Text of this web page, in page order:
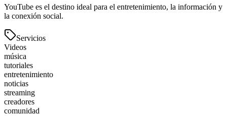
YouTube es el destino ideal para el entretenimiento, la información y
la conexión social.
Servicios
Videos
música
tutoriales
entretenimiento
noticias
streaming
creadores
comunidad